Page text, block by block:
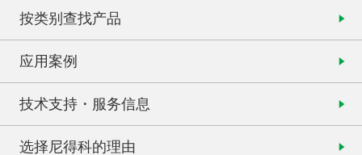
按类别查找产品
应用案例
技术支持・服务信息
选择尼得科的理由